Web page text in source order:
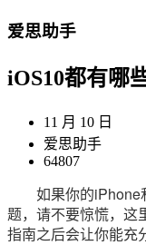
爱思助手
iOS10都有哪
11 月 10 日
爱思助手
64807
如果你的iPhone
题，请不要惊慌，这
指南之后会让你能充